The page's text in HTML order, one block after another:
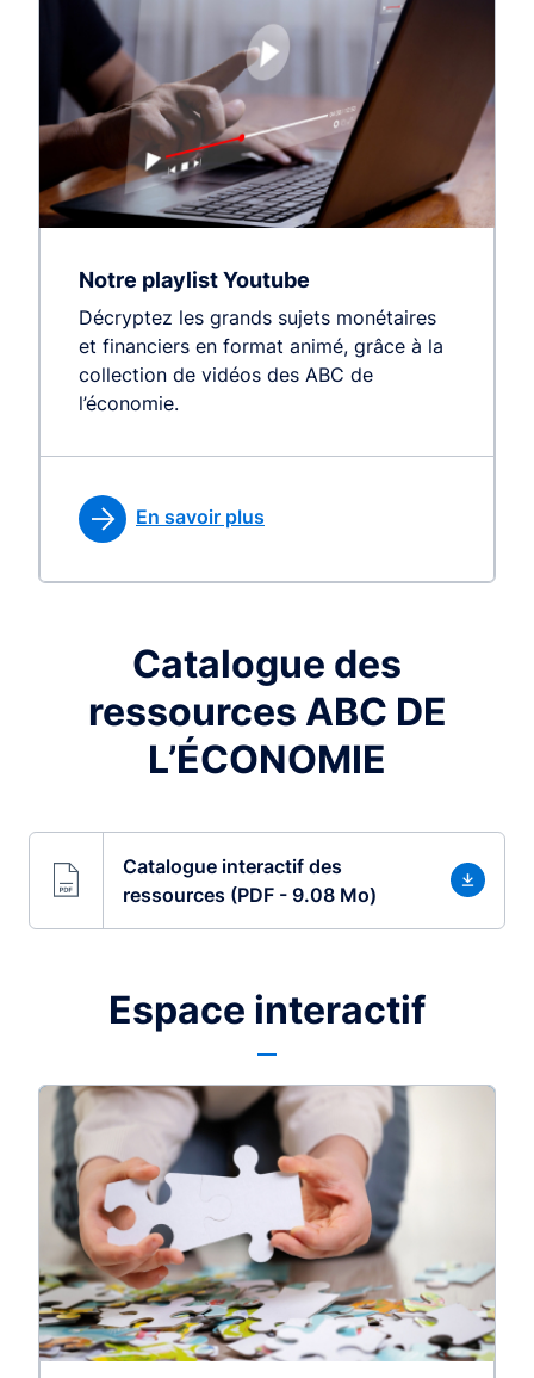
Notre playlist Youtube
Décryptez les grands sujets monétaires
et financiers en format animé, grâce à la
collection de vidéos des ABC de
l’économie.
En savoir plus
Catalogue des
ressources ABC DE
L’ÉCONOMIE
Catalogue interactif des
ressources (PDF - 9.08 Mo)
Espace interactif